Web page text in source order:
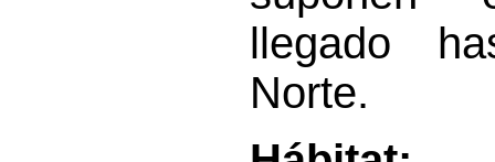
llegado
Norte.